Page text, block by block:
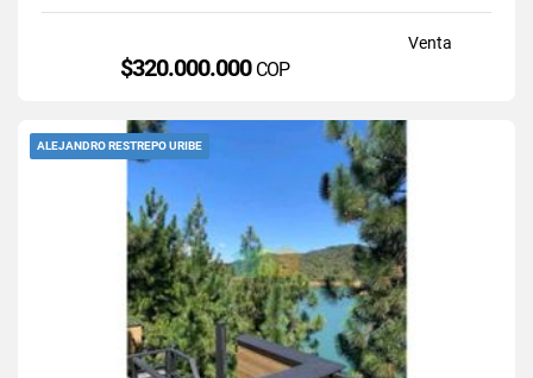
Venta
$320.000.000 COP
ALEJANDRO RESTREPO URIBE